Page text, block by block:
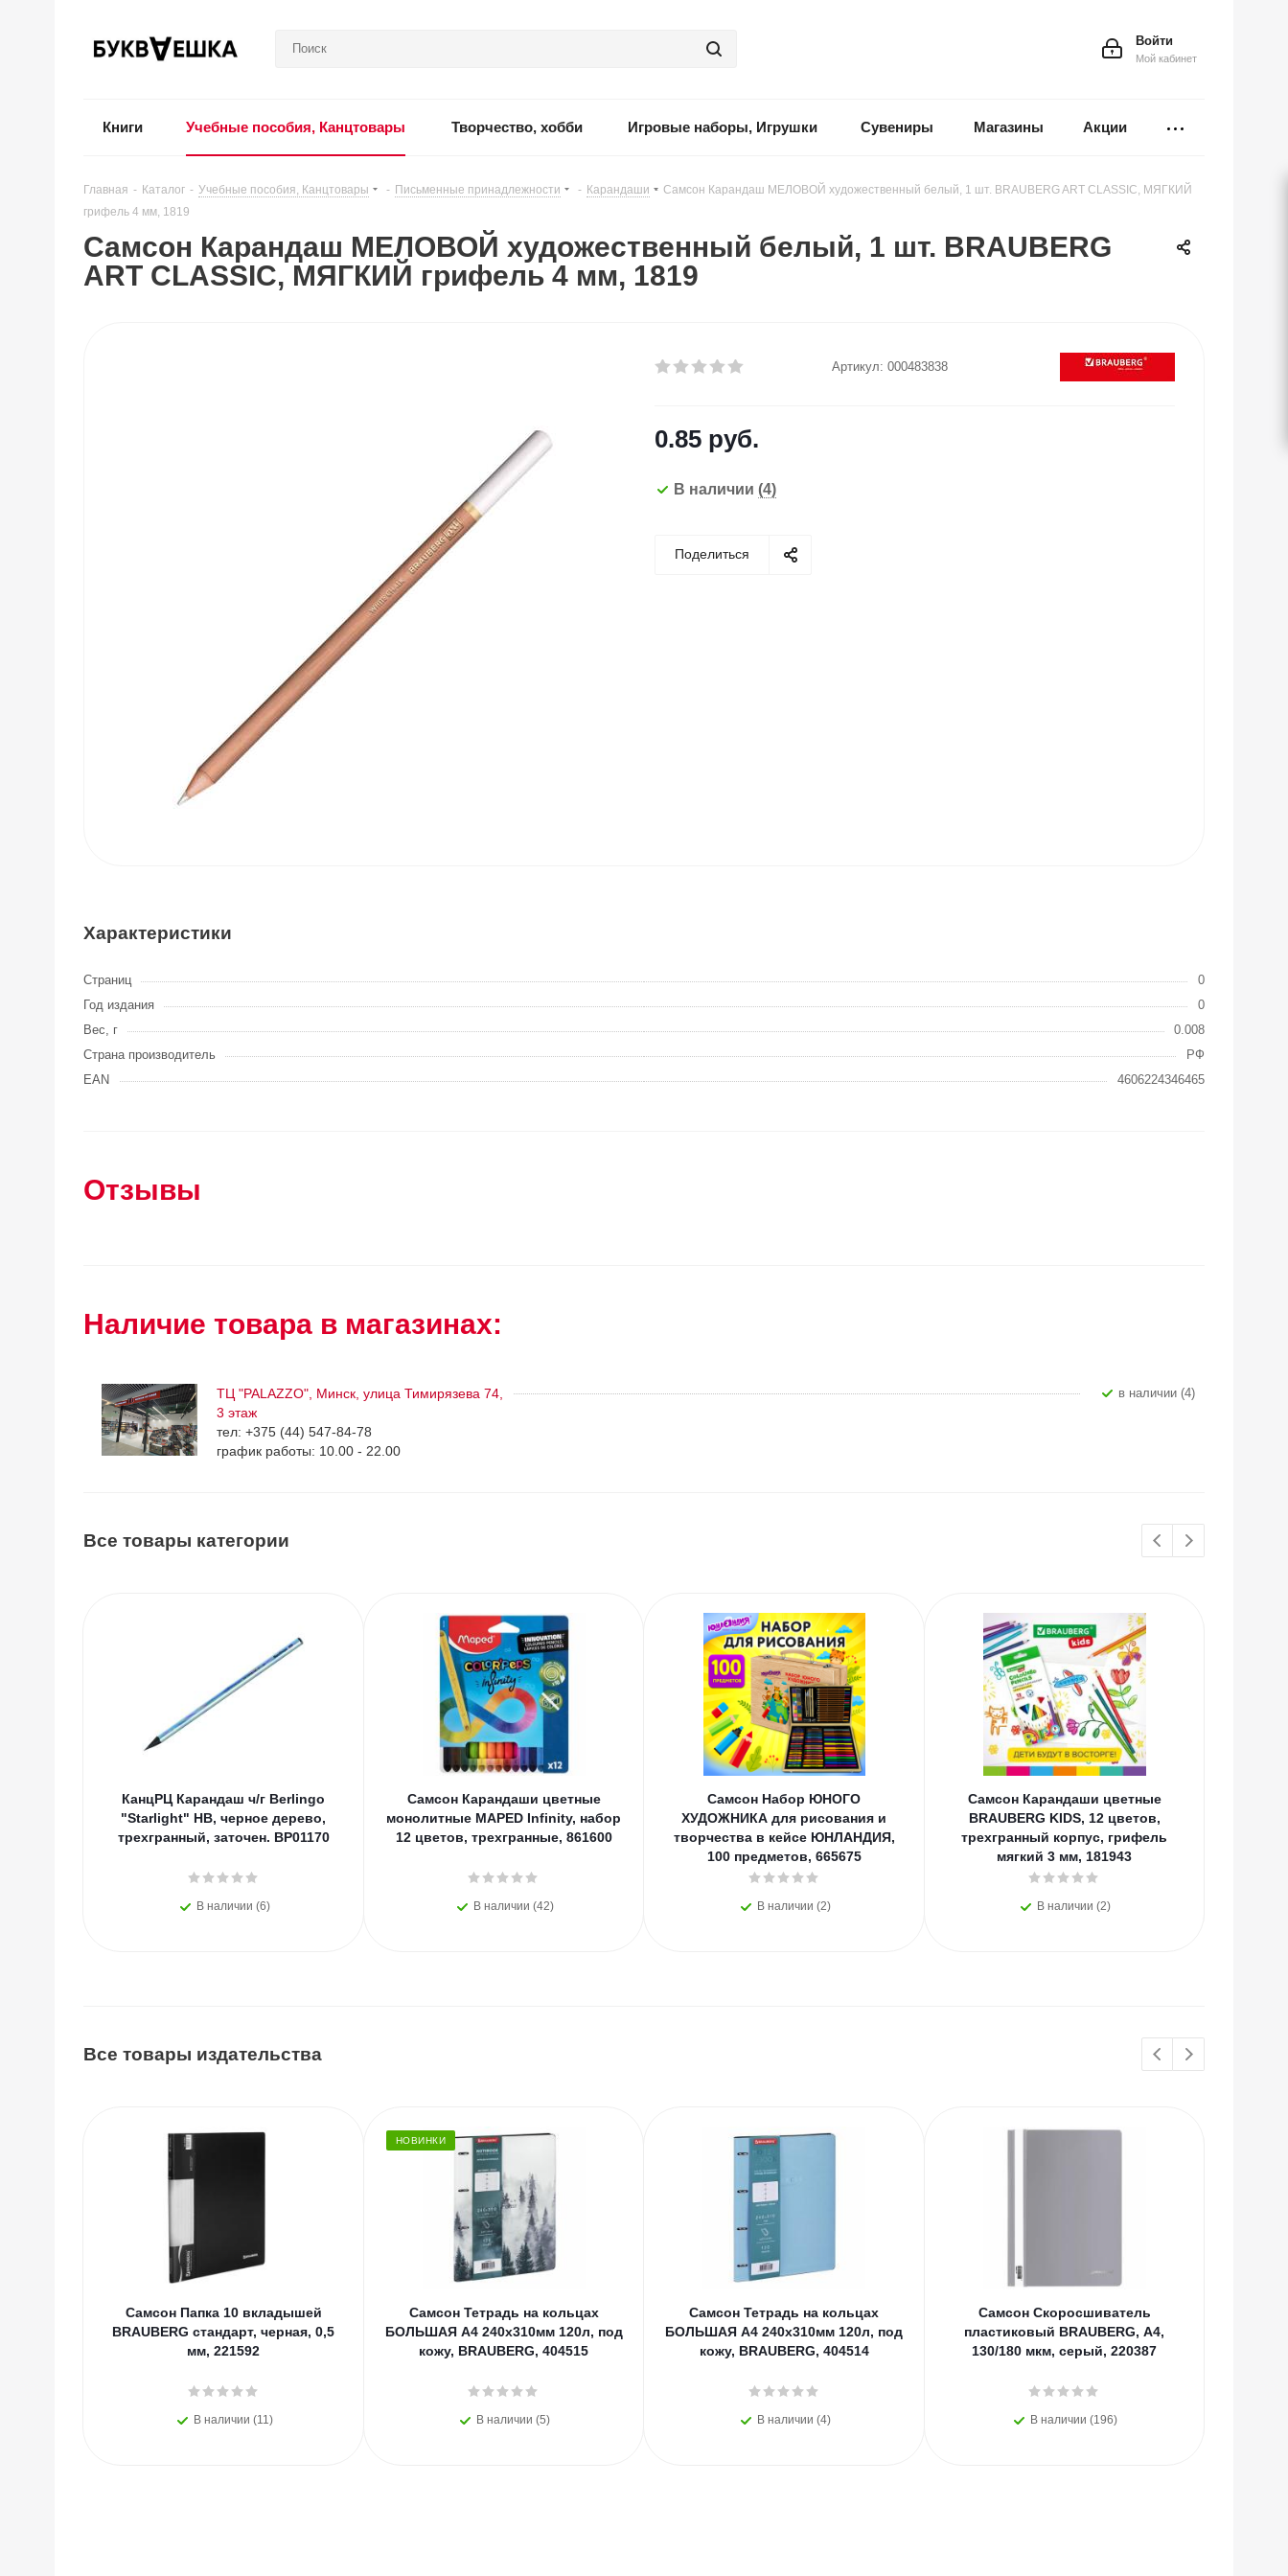
Войти
Мой кабинет
Книги Учебные пособия, Канцтовары Творчество, хобби Игровые наборы, Игрушки Сувениры Магазины Акции
Главная - Каталог - Учебные пособия, Канцтовары - Письменные принадлежности - Карандаши - Самсон Карандаш МЕЛОВОЙ художественный белый, 1 шт. BRAUBERG ART CLASSIC, МЯГКИЙ
грифель 4 мм, 1819
Самсон Карандаш МЕЛОВОЙ художественный белый, 1 шт. BRAUBERG
ART CLASSIC, МЯГКИЙ грифель 4 мм, 1819
Артикул: 000483838
0.85 руб.
В наличии (4)
Поделиться
Характеристики
Страниц
0
Год издания
0
Вес, г
0.008
Страна производитель
РФ
EAN
4606224346465
Отзывы
Наличие товара в магазинах:
ТЦ "PALAZZO", Минск, улица Тимирязева 74,
3 этаж
тел: +375 (44) 547-84-78
график работы: 10.00 - 22.00
В наличии (4)
Все товары категории
КанцРЦ Карандаш ч/г Berlingo
"Starlight" HB, черное дерево,
трехгранный, заточен. BP01170
В наличии (6)
Самсон Карандаши цветные
монолитные MAPED Infinity, набор
12 цветов, трехгранные, 861600
В наличии (42)
Самсон Набор ЮНОГО
ХУДОЖНИКА для рисования и
творчества в кейсе ЮНЛАНДИЯ,
100 предметов, 665675
В наличии (2)
Самсон Карандаши цветные
BRAUBERG KIDS, 12 цветов,
трехгранный корпус, грифель
мягкий 3 мм, 181943
В наличии (2)
Все товары издательства
Самсон Папка 10 вкладышей
BRAUBERG стандарт, черная, 0,5
мм, 221592
В наличии (11)
НОВИНКИ
Самсон Тетрадь на кольцах
БОЛЬШАЯ А4 240х310мм 120л, под
кожу, BRAUBERG, 404515
В наличии (5)
Самсон Тетрадь на кольцах
БОЛЬШАЯ А4 240х310мм 120л, под
кожу, BRAUBERG, 404514
В наличии (4)
Самсон Скоросшиватель
пластиковый BRAUBERG, А4,
130/180 мкм, серый, 220387
В наличии (196)